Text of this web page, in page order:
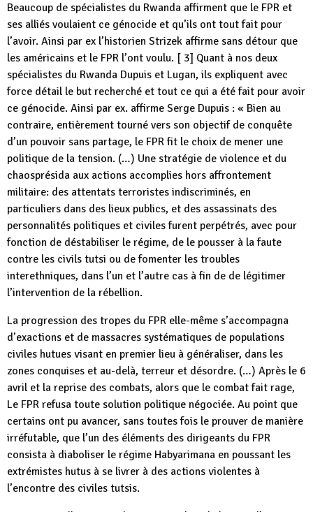
Beaucoup de spécialistes du Rwanda affirment que le FPR et
ses alliés voulaient ce génocide et qu’ils ont tout fait pour
l’avoir. Ainsi par ex l’historien Strizek affirme sans détour que
les américains et le FPR l’ont voulu. [ 3] Quant à nos deux
spécialistes du Rwanda Dupuis et Lugan, ils expliquent avec
force détail le but recherché et tout ce qui a été fait pour avoir
ce génocide. Ainsi par ex. affirme Serge Dupuis : « Bien au
contraire, entièrement tourné vers son objectif de conquête
d’un pouvoir sans partage, le FPR fit le choix de mener une
politique de la tension. (…) Une stratégie de violence et du
chaosprésida aux actions accomplies hors affrontement
militaire: des attentats terroristes indiscriminés, en
particuliers dans des lieux publics, et des assassinats des
personnalités politiques et civiles furent perpétrés, avec pour
fonction de déstabiliser le régime, de le pousser à la faute
contre les civils tutsi ou de fomenter les troubles
interethniques, dans l’un et l’autre cas à fin de de légitimer
l’intervention de la rébellion.
La progression des tropes du FPR elle-même s’accompagna
d’exactions et de massacres systématiques de populations
civiles hutues visant en premier lieu à généraliser, dans les
zones conquises et au-delà, terreur et désordre. (…) Après le 6
avril et la reprise des combats, alors que le combat fait rage,
Le FPR refusa toute solution politique négociée. Au point que
certains ont pu avancer, sans toutes fois le prouver de manière
irréfutable, que l’un des éléments des dirigeants du FPR
consista à diaboliser le régime Habyarimana en poussant les
extrémistes hutus à se livrer à des actions violentes à
l’encontre des civiles tutsis.